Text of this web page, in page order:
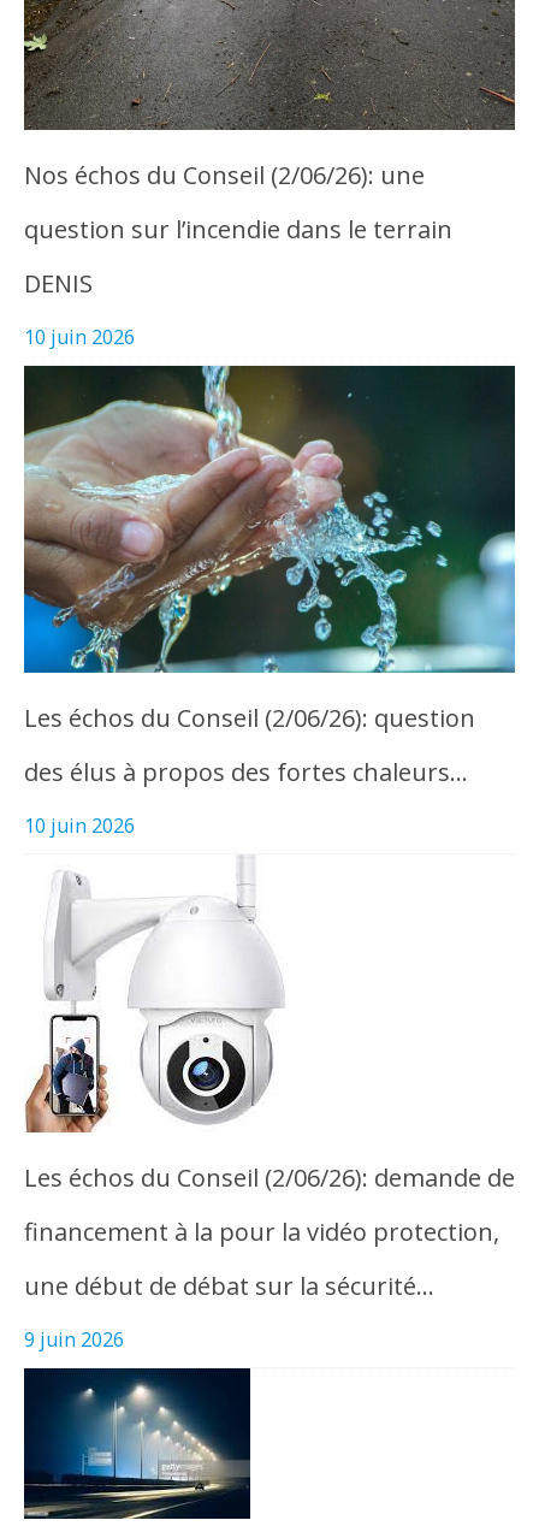
Nos échos du Conseil (2/06/26): une
question sur l’incendie dans le terrain
DENIS
10 juin 2026
Les échos du Conseil (2/06/26): question
des élus à propos des fortes chaleurs…
10 juin 2026
Les échos du Conseil (2/06/26): demande de
financement à la pour la vidéo protection,
une début de débat sur la sécurité…
9 juin 2026